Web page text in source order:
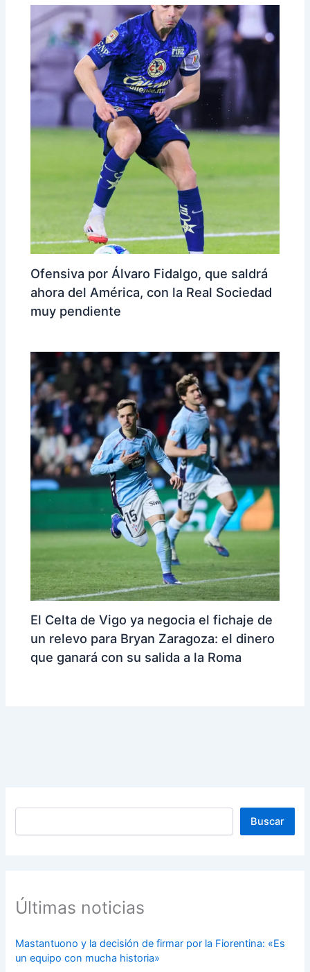
Ofensiva por Álvaro Fidalgo, que saldrá
ahora del América, con la Real Sociedad
muy pendiente
El Celta de Vigo ya negocia el fichaje de
un relevo para Bryan Zaragoza: el dinero
que ganará con su salida a la Roma
Buscar
Buscar
Últimas noticias
Mastantuono y la decisión de firmar por la Fiorentina: «Es
un equipo con mucha historia»